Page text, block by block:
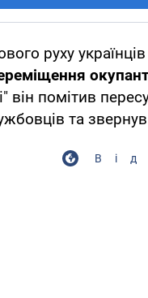
руху
він помітив
та